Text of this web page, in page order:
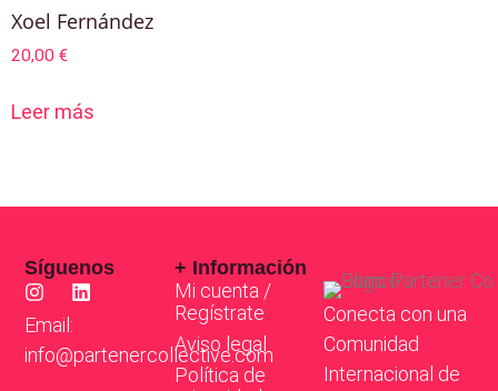
Xoel Fernández
20,00 €
Leer más
Conecta con una
Comunidad
Internacional de
+ Información
Mi cuenta /
Regístrate
Aviso legal
Política de
Síguenos
Email:
info@partenercollective.com